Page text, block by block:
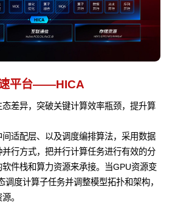
速平台——HICA
差异，突破关键计算效率瓶颈，提升算
适配层、以及调度编排算法，采用数据
行方式，把并行计算任务进行有效的分
件栈和算力资源来承接。当GPU资源变
调度计算子任务并调整模型拓扑和架构，
。